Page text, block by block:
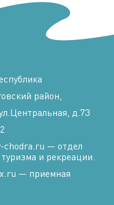
район,
д.73
chodra.ru — отдел
и рекреации.
— приемная